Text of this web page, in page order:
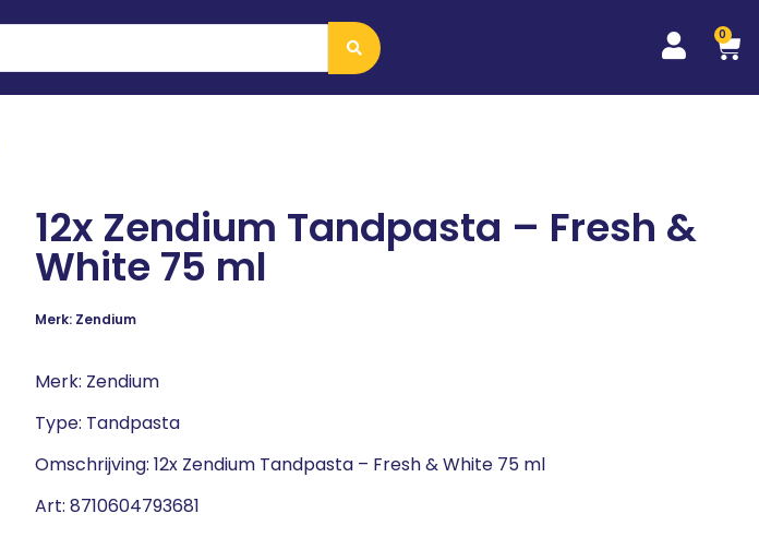
0
12x Zendium Tandpasta – Fresh &
White 75 ml
Merk: Zendium
Merk: Zendium
Type: Tandpasta
Omschrijving: 12x Zendium Tandpasta – Fresh & White 75 ml
Art: 8710604793681